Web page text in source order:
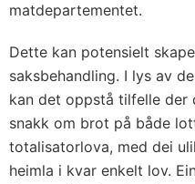
matdepartementet.
Dette kan potensielt
saksbehandling. I lys av
kan det oppstå tilfelle der
snakk om brot på både
totalisatorlova, med dei
heimla i kvar enkelt lov.